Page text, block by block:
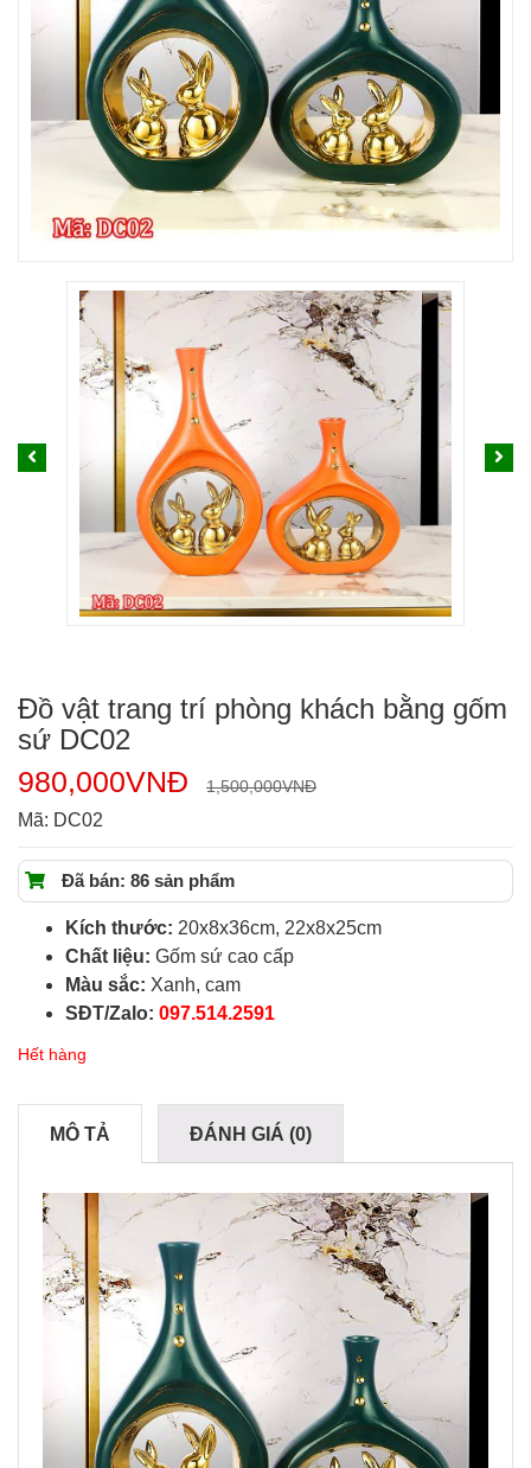
Đồ vật trang trí phòng khách bằng gốm
sứ DC02
1,500,000VNĐ
980,000VNĐ
Mã: DC02
Đã bán: 86 sản phẩm
Kích thước: 20x8x36cm, 22x8x25cm
Chất liệu: Gốm sứ cao cấp
Màu sắc: Xanh, cam
SĐT/Zalo: 097.514.2591
Hết hàng
MÔ TẢ ĐÁNH GIÁ (0)